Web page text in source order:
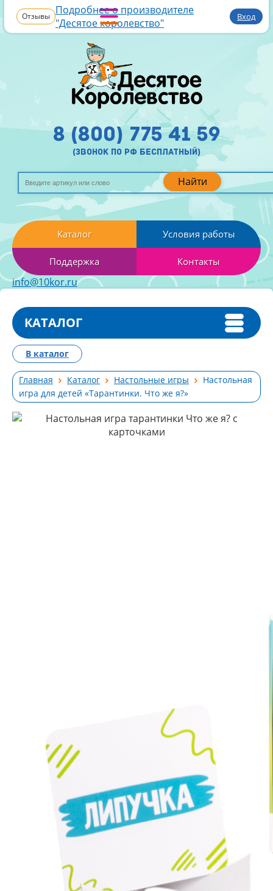
Отзывы Подробнее о производителе
"Десятое королевство"
Вход
Найти
8 (800) 775 41 59
(звонок по рф бесплатный)
Каталог Условия работы
Поддержка Контакты
info@10kor.ru
КАТАЛОГ
Главная Каталог Настольные игры
Настольная
игра для детей «Тарантинки. Что же я?»
В каталог